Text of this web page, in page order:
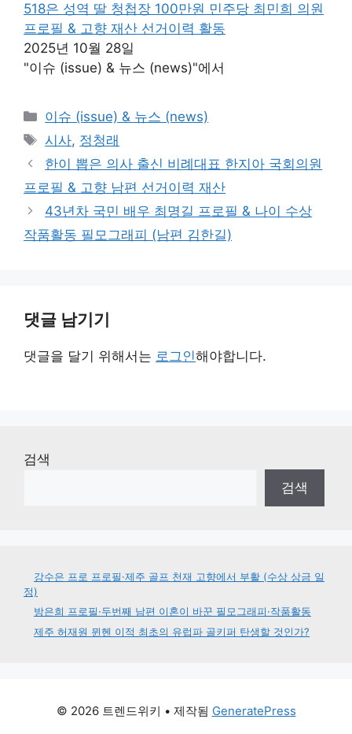
518은 성역 딸 청첩장 100만원 민주당 최민희 의원
프로필 & 고향 재산 선거이력 활동
2025년 10월 28일
"이슈 (issue) & 뉴스 (news)"에서
카
테
리
이슈 (issue) & 뉴스 (news)
태
그
시사, 정청래
한이 뽑은 의사 출신 비례대표 한지아 국회의원
프로필 & 고향 남편 선거이력 재산
43년차 국민 배우 최명길 프로필 & 나이 수상
작품활동 필모그래피 (남편 김한길)
댓글 남기기
댓글을 달기 위해서는 로그인해야합니다.
검색
검색
강수은 프로 프로필·제주 골프 천재 고향에서 부활 (수상 상금 일
정)
방은희 프로필·두번째 남편 이혼이 바꾼 필모그래피·작품활동
제주 허재원 뮌헨 이적 최초의 유럽파 골키퍼 탄생할 것인가?
© 2026 트렌드위키 • 제작됨 GeneratePress